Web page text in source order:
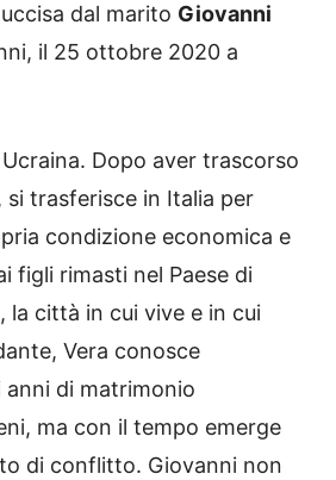
dal marito Giovanni
il 25 ottobre 2020 a
Dopo aver trascorso
si trasferisce in Italia per
condizione economica e
figli rimasti nel Paese di
la città in cui vive e in cui
Vera conosce
anni di matrimonio
ma con il tempo emerge
di conflitto. Giovanni non